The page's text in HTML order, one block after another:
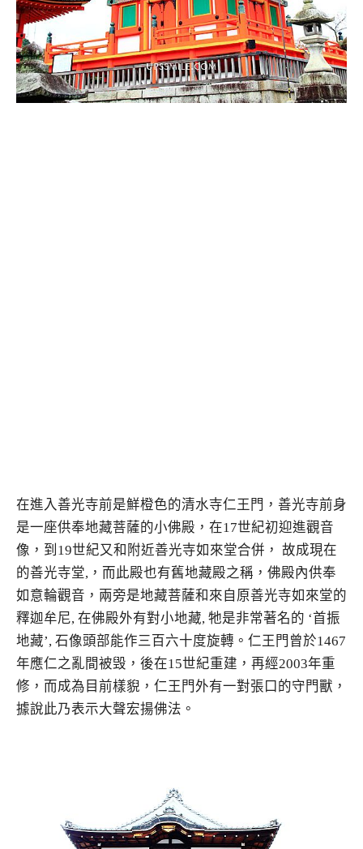
在進入善光寺前是鮮橙色的清水寺仁王門，善光寺前身
是一座供奉地藏菩薩的小佛殿，在17世紀初迎進觀音
像，到19世紀又和附近善光寺如來堂合併， 故成現在
的善光寺堂,，而此殿也有舊地藏殿之稱，佛殿內供奉
如意輪觀音，兩旁是地藏菩薩和來自原善光寺如來堂的
釋迦牟尼, 在佛殿外有對小地藏, 牠是非常著名的 ‘首振
地藏’, 石像頭部能作三百六十度旋轉。仁王門曾於1467
年應仁之亂間被毁，後在15世紀重建，再經2003年重
修，而成為目前樣貎，仁王門外有一對張口的守門獸，
據說此乃表示大聲宏揚佛法。